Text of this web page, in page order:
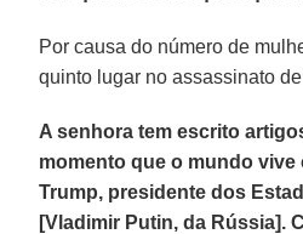
Por causa do número de
quinto lugar no assassinato
A senhora tem escrito
momento que o mundo vive
Trump, presidente dos
[Vladimir Putin, da Rússia].